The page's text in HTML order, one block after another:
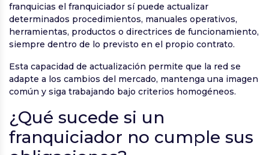
franquicias el franquiciador sí puede actualizar
determinados procedimientos, manuales operativos,
herramientas, productos o directrices de funcionamiento,
siempre dentro de lo previsto en el propio contrato.
Esta capacidad de actualización permite que la red se
adapte a los cambios del mercado, mantenga una imagen
común y siga trabajando bajo criterios homogéneos.
¿Qué sucede si un
franquiciador no cumple sus